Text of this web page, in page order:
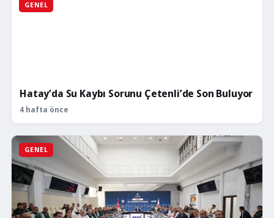
GENEL
Hatay’da Su Kaybı Sorunu Çetenli’de Son Buluyor
4 hafta önce
GENEL